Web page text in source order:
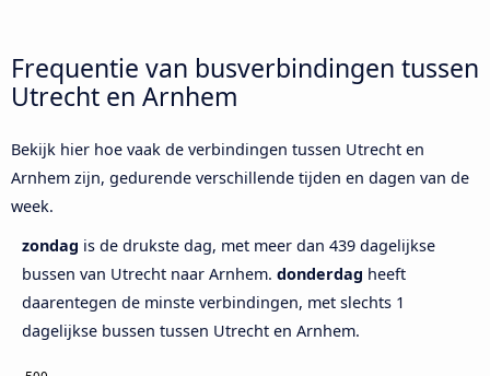
Frequentie van busverbindingen tussen
Utrecht en Arnhem
Bekijk hier hoe vaak de verbindingen tussen Utrecht en
Arnhem zijn, gedurende verschillende tijden en dagen van de
week.
zondag is de drukste dag, met meer dan 439 dagelijkse
bussen van Utrecht naar Arnhem. donderdag heeft
daarentegen de minste verbindingen, met slechts 1
dagelijkse bussen tussen Utrecht en Arnhem.